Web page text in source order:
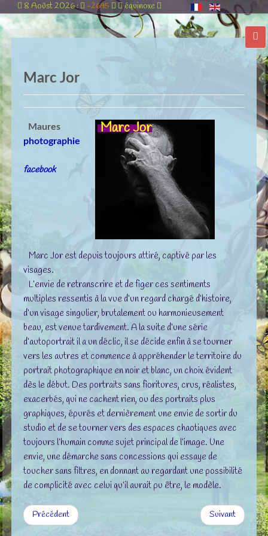
8 Aoûst 2026 : -2695 équinoxe
Marc Jor
Marc Jor
Maures
photographie
facebook
Marc Jor est depuis toujours attiré, captivé par les
visages.
L’envie de retranscrire et de figer ces sentiments
multiples ressentis à la vue d’un regard chargé d’histoire,
d’un visage singulier, brutalement ou harmonieusement
beau, est venue tardivement. A la suite d’une série
d’autoportrait il a un déclic, il se décide enfin à se tourner
vers les autres et commence à appréhender le territoire du
portrait photographique en noir et blanc, un choix évident
dès le début. Des portraits sans fioritures, crus, réalistes,
exacerbés, qui ne cachent rien, ou des portraits plus
graphiques, épurés et dernièrement une envie de sortir du
studio et de se tourner vers des espaces chaotiques avec
toujours l’humain comme sujet principal de l’image. Une
envie, une démarche sans concessions qui essaye de
toucher sans filtres, en donnant au regardant une possibilité
de complicité avec celui qu’il aurait pu être, le modèle.
Précédent Suivant